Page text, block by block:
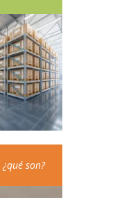
son?